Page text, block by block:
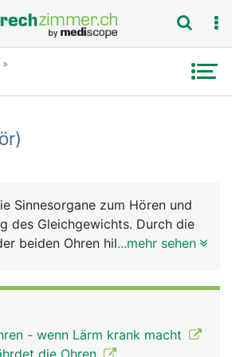
Sinnesorgane zum Hören und
des Gleichgewichts. Durch die
beiden Ohren hilft das Gehör
Haut, Knorpel und
- dient zur Aufnahme und
...mehr sehen
- wenn Lärm krank macht
die Ohren